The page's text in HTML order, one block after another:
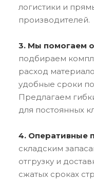
логистики и
производителей.
3. Мы помогаем
подбираем
расход
удобные сроки
Предлагаем
для постоянных
4. Оперативные
складским
отгрузку и
сжатых сроках